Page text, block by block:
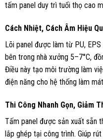
tấm panel duy trì tuổi thọ cao
Cách Nhiệt, Cách Âm Hiệu
Lõi panel được làm từ PU,
bên trong nhà xưởng 5–7°C,
Điều này tạo môi trường làm
điện năng cho hệ thống làm
Thi Công Nhanh Gọn, Giảm
Tấm panel được sản xuất sẵn
lắp ghép tại công trình. Giúp